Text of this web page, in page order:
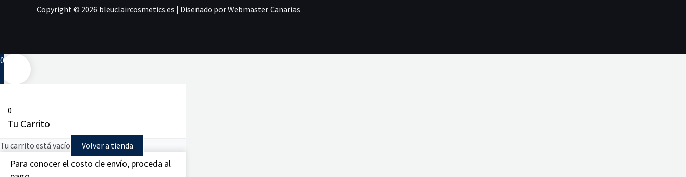
Copyright © 2026 bleuclaircosmetics.es | Diseñado por Webmaster Canarias
0
0
Tu Carrito
Tu carrito está vacío Volver a tienda
Para conocer el costo de envío, proceda al